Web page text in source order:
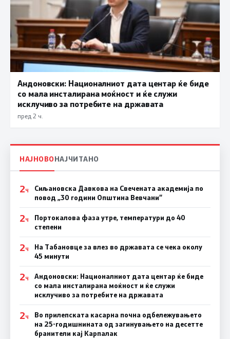
Андоновски: Националниот дата центар ќе биде
со мала инсталирана моќност и ќе служи
исклучиво за потребите на државата
пред 2 ч.
НАЈНОВОНАЈЧИТАНО
2Ч
Сиљановска Давкова на Свечената академија по
повод „30 години Општина Вевчани“
2Ч
Портокалова фаза утре, температури до 40
степени
2Ч
На Табановце за влез во државата се чека околу
45 минути
2Ч
Андоновски: Националниот дата центар ќе биде
со мала инсталирана моќност и ќе служи
исклучиво за потребите на државата
2Ч
Во прилепската касарна почна одбележувањето
на 25-годишнината од загинувањето на десетте
бранители кај Карпалак